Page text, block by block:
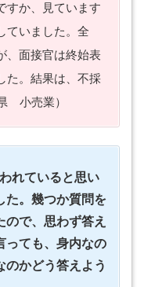
すか、見ています
ていました。全
、面接官は終始表
た。結果は、不採
小売業）
れていると思い
た。幾つか質問を
ので、思わず答え
っても、身内なの
のかどう答えよう